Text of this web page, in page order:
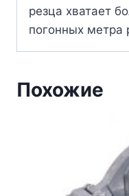
резца хватает
погонных метра
Похожие